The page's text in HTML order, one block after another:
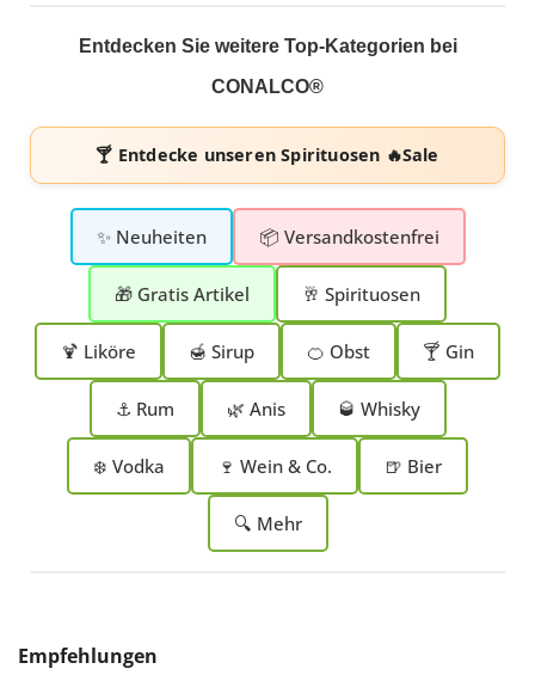
Entdecken Sie weitere Top-Kategorien bei
CONALCO®
🍸 Entdecke unserenSpirituosen 🔥Sale
✨ Neuheiten 📦 Versandkostenfrei
🎁 Gratis Artikel 🥂 Spirituosen
🍹 Liköre 🍯 Sirup 🍊 Obst 🍸 Gin
⚓ Rum 🌿 Anis 🥃 Whisky
❄️ Vodka 🍷 Wein & Co. 🍺 Bier
🔍 Mehr
Produktgalerie überspringen
Empfehlungen